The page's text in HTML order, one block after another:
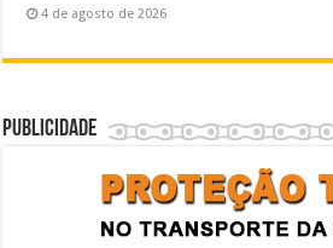
4 de agosto de 2026
Publicidade